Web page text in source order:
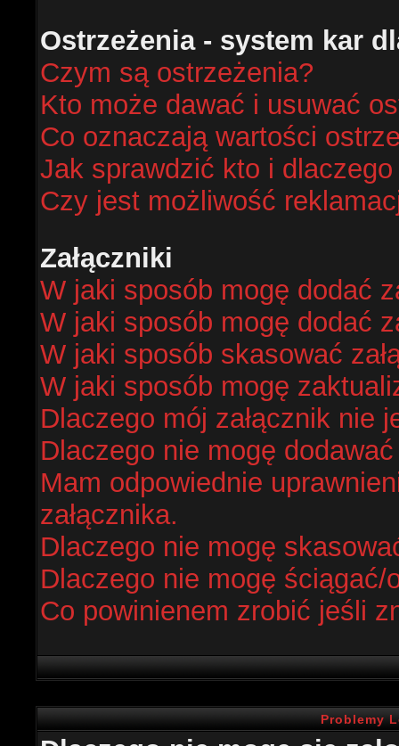
Ostrzeżenia - system kar
Czym są ostrzeżenia?
Kto może dawać i usuwać
Co oznaczają wartości
Jak sprawdzić kto i dlaczego
Czy jest możliwość
Załączniki
W jaki sposób mogę dodać
W jaki sposób mogę dodać
W jaki sposób skasować
W jaki sposób mogę
Dlaczego mój załącznik nie
Dlaczego nie mogę dodawać
Mam odpowiednie
załącznika.
Dlaczego nie mogę
Dlaczego nie mogę ściągać/
Co powinienem zrobić jeśli
Problemy